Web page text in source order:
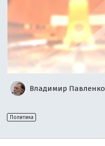
Владимир Павленко
Политика